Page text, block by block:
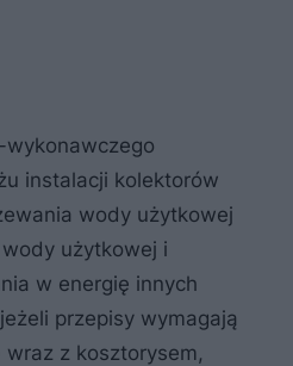
instalacji kolektorów
wody użytkowej
użytkowej i
w energię innych
przepisy wymagają
z kosztorysem,